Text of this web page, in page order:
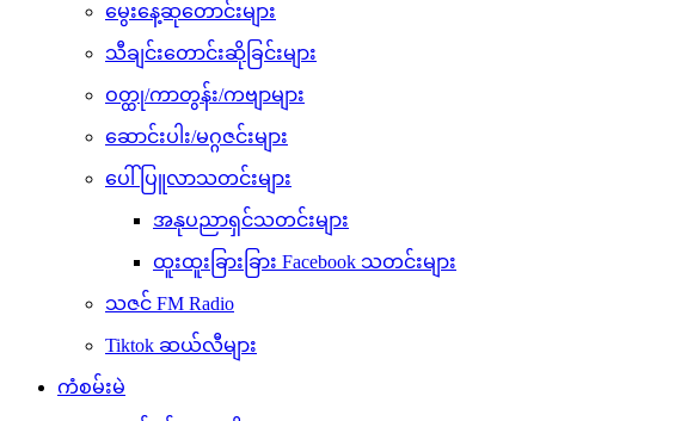
မွေးနေ့ဆုတောင်းများ
သီချင်းတောင်းဆိုခြင်းများ
ဝတ္ထု/ကာတွန်း/ကဗျာများ
ဆောင်းပါး/မဂ္ဂဇင်းများ
ပေါ်ပြူလာသတင်းများ
အနုပညာရှင်သတင်းများ
ထူးထူးခြားခြား Facebook သတင်းများ
သဇင် FM Radio
Tiktok ဆယ်လီများ
ကံစမ်းမဲ